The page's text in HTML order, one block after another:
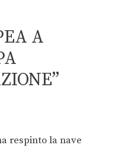
A
respinto la nave